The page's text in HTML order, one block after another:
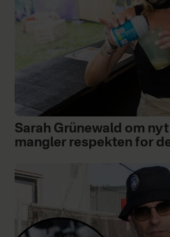
Sarah Grünewald om
mangler respekten for